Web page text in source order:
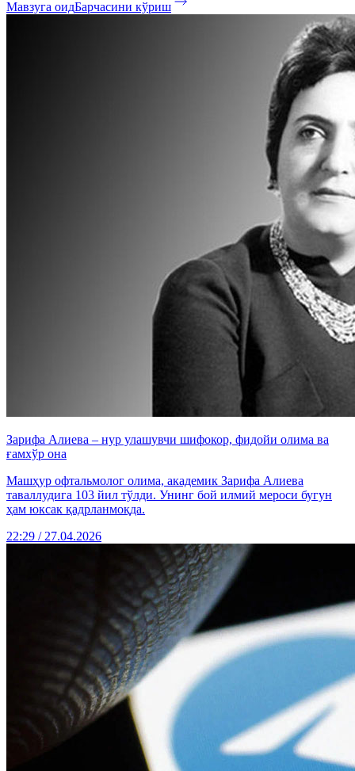
Мавзуга оидБарчасини кўриш
Зарифа Алиева – нур улашувчи шифокор, фидойи олима ва
ғамхўр она
Машҳур офтальмолог олима, академик Зарифа Алиева
таваллудига 103 йил тўлди. Унинг бой илмий мероси бугун
ҳам юксак қадрланмоқда.
22:29 / 27.04.2026